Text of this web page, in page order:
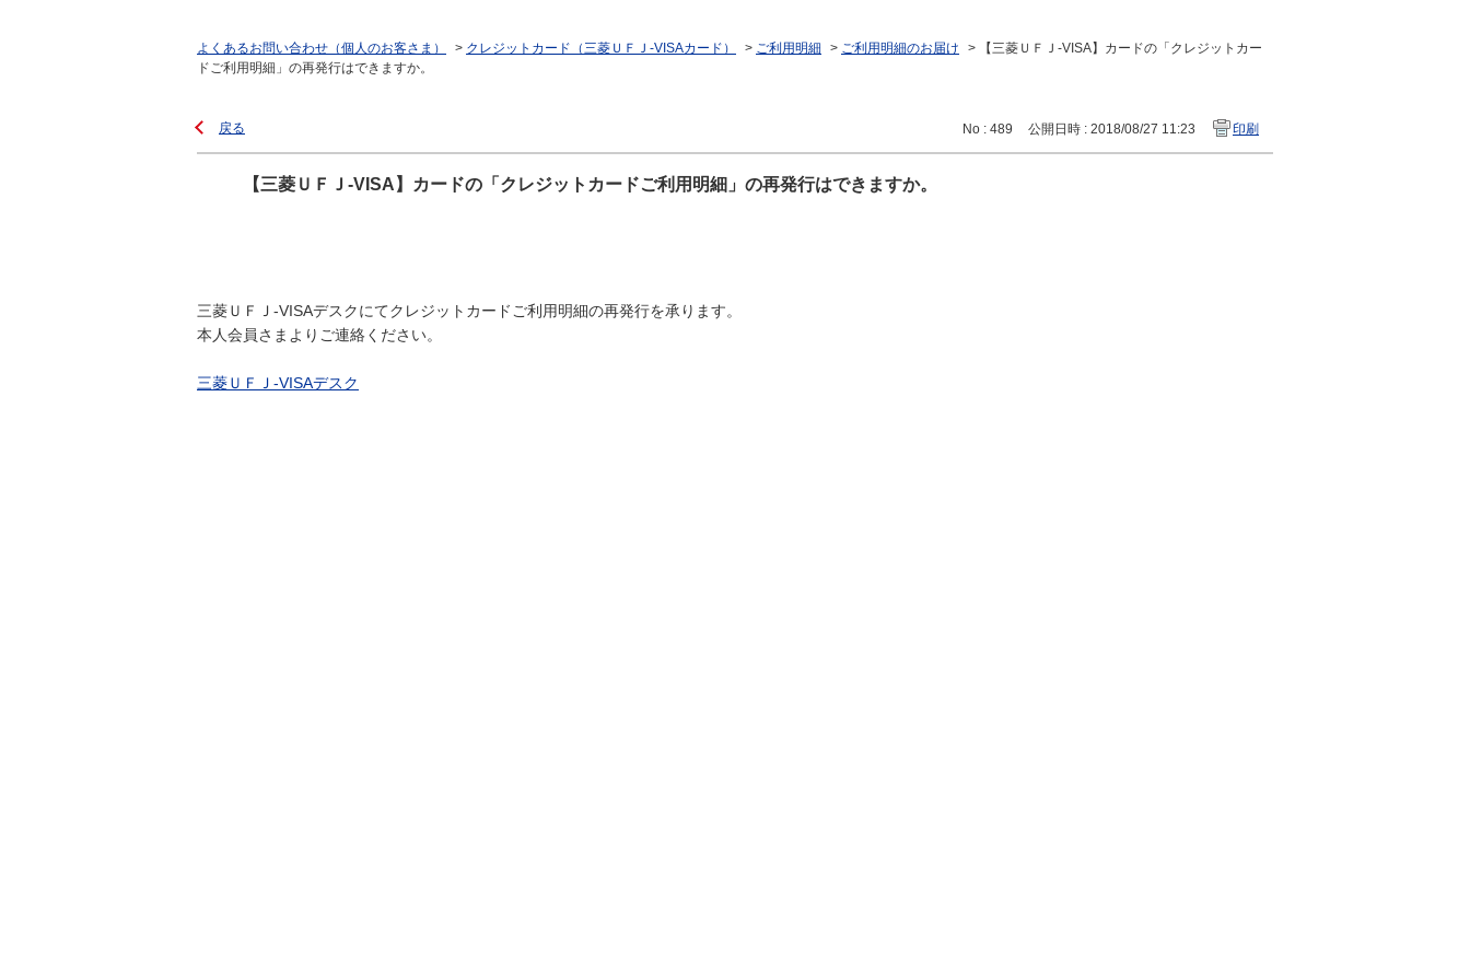
よくあるお問い合わせ（個人のお客さま） > クレジットカード（三菱ＵＦＪ-VISAカード） > ご利用明細 > ご利用明細のお届け >
【三菱ＵＦＪ-VISA】カードの「クレジットカー
ドご利用明細」の再発行はできますか。
戻る No : 489 公開日時 : 2018/08/27 11:23 印刷
【三菱ＵＦＪ-VISA】カードの「クレジットカードご利用明細」の再発行はできますか。
三菱ＵＦＪ-VISAデスクにてクレジットカードご利用明細の再発行を承ります。
本人会員さまよりご連絡ください。
三菱ＵＦＪ-VISAデスク